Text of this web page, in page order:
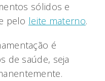
sólidos e
pelo leite materno.
é
de saúde, seja